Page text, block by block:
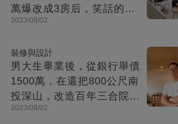
萬爆改成3房后，笑話的親
戚不吭聲了
2023/08/02
裝修與設計
男大生畢業後，從銀行舉債
1500萬，在還把800公尺南
投深山，改造百年三合院，
成「台灣最美民宿」!
2023/08/02